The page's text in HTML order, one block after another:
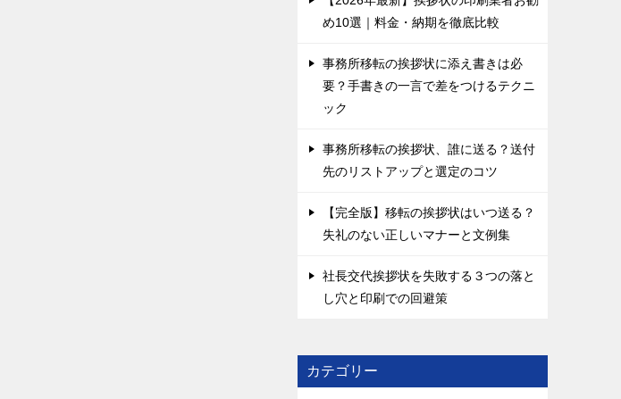
め10選｜料金・納期を徹底比較
事務所移転の挨拶状に添え書きは必
要？手書きの一言で差をつけるテクニ
ック
事務所移転の挨拶状、誰に送る？送付
先のリストアップと選定のコツ
【完全版】移転の挨拶状はいつ送る？
失礼のない正しいマナーと文例集
社長交代挨拶状を失敗する３つの落と
し穴と印刷での回避策
カテゴリー